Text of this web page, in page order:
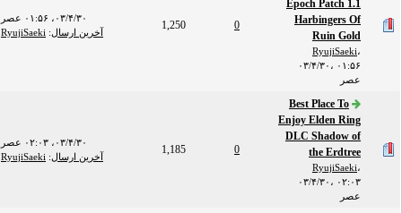
Epoch Patch 1.1
Harbingers Of
Ruin Gold
RyujiSaeki
۰۳/۴/۳۰، ۰۱:۵۶
عصر
1,250
۰۳/۴/۳۰، ۰۱:۵۶ عصر
آخرین ارسال:
RyujiSaeki
Best Place To
Enjoy Elden Ring
DLC ​​Shadow of
the Erdtree
RyujiSaeki
۰۳/۴/۳۰، ۰۲:۰۳
عصر
1,185
۰۳/۴/۳۰، ۰۲:۰۳ عصر
آخرین ارسال:
RyujiSaeki